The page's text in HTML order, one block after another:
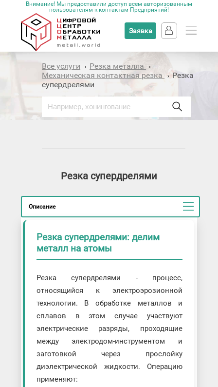
Внимание! Мы предоставили доступ всем авторизованным
пользователям к контактам Предприятий!
Заявка
Все услуги › Резка металла ›
Механическая контактная резка › Резка
супердрелями
Резка супердрелями
Описание
Резка супердрелями: делим
металл на атомы
Резка супердрелями - процесс,
относящийся к электроэрозионной
технологии. В обработке металлов и
сплавов в этом случае участвуют
электрические разряды, проходящие
между электродом-инструментом и
заготовкой через прослойку
диэлектрической жидкости. Операцию
применяют: